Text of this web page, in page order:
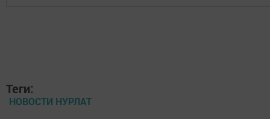
Теги:
НОВОСТИ НУРЛАТ